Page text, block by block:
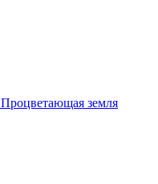
Процветающая земля